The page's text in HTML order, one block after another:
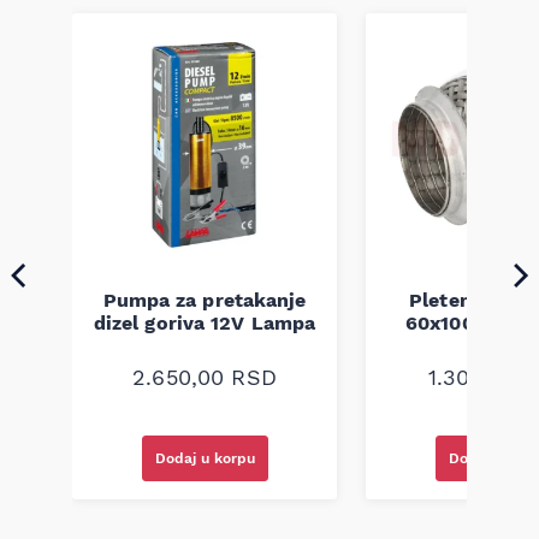
Pumpa za pretakanje
dizel goriva 12V Lampa
2.650,00 RSD
Dodaj u korpu
Pletenica
60x100
1.300,00
Dodaj u